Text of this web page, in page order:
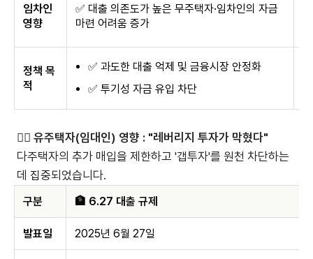
임차인
영향
✅ 대출 의존도가 높은 무주택자·임차인의 자금
마련 어려움 증가
정책 목
적
✅ 과도한 대출 억제 및 금융시장 안정화
✅ 투기성 자금 유입 차단
🙆‍♂️ 유주택자(임대인) 영향 : "레버리지 투자가 막혔다"
다주택자의 추가 매입을 제한하고 '갭투자'를 원천 차단하는
데 집중되었습니다.
구분 🏦 6.27 대출 규제
발표일 2025년 6월 27일